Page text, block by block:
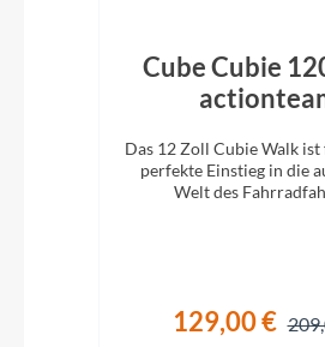
Cube Cubie
Das 12 Zoll Cubie Walk
perfekte Einstieg in die
Welt des
129,00 €